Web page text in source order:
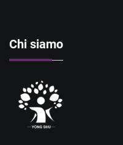
Chi siamo